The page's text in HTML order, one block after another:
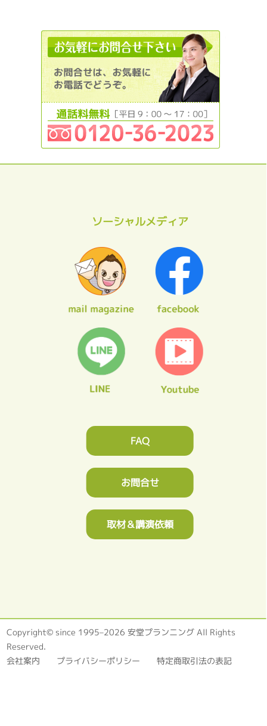
ソーシャルメディア
FAQ
お問合せ
取材＆講演依頼
Copyright© since 1995–2026 安堂プランニング All Rights
Reserved.
会社案内 プライバシーポリシー 特定商取引法の表記